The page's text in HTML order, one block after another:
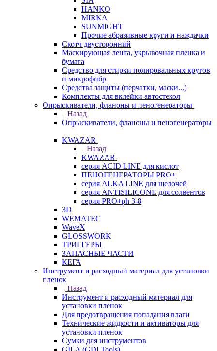
HANKO
MIRKA
SUNMIGHT
Прочие абразивные круги и наждачки
Скотч двусторонний
Маскирующая лента, укрывочная пленка и
бумага
Средство для стирки полировальных кругов
и микрофибр
Средства защиты (перчатки, маски...)
Комплекты для вклейки автостекол
Опрыскиватели, фланоны и пеногенераторы
Назад
Опрыскиватели, фланоны и пеногенераторы
KWAZAR
Назад
KWAZAR
серия ACID LINE для кислот
ПЕНОГЕНЕРАТОРЫ PRO+
серия ALKA LINE для щелочей
серия ANTISILICONE для солвентов
серия PRO+ph 3-8
3D
WEMATEC
WaveX
GLOSSWORK
ТРИГГЕРЫ
ЗАПАСНЫЕ ЧАСТИ
КЕГА
Инструмент и расходный материал для установки
пленок
Назад
Инструмент и расходный материал для
установки пленок
Для предотвращения попадания влаги
Технические жидкости и активаторы для
установки пленок
Сумки для инструментов
GILA (GDI Tools)